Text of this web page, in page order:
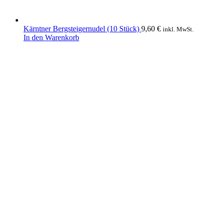
Kärntner Bergsteigernudel (10 Stück) 9,60 € inkl. MwSt.
In den Warenkorb